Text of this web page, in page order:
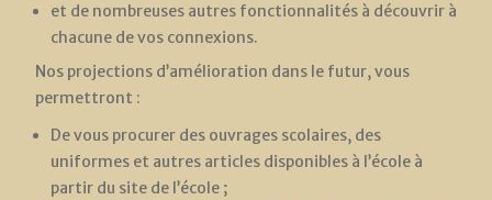
et de nombreuses autres fonctionnalités à découvrir à
chacune de vos connexions.
Nos projections d’amélioration dans le futur, vous
permettront :
De vous procurer des ouvrages scolaires, des
uniformes et autres articles disponibles à l’école à
partir du site de l’école ;